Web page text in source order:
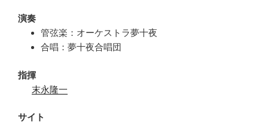
演奏
管弦楽：オーケストラ夢十夜
合唱：夢十夜合唱団
指揮
末永隆一
サイト